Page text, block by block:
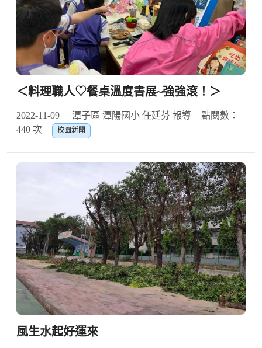
＜料理職人♡餐桌溫度書展~強強滾！＞
2022-11-09 潭子區 潭陽國小 任廷芬 報導
點閱數：
440 次
校園新聞
風生水起好運來